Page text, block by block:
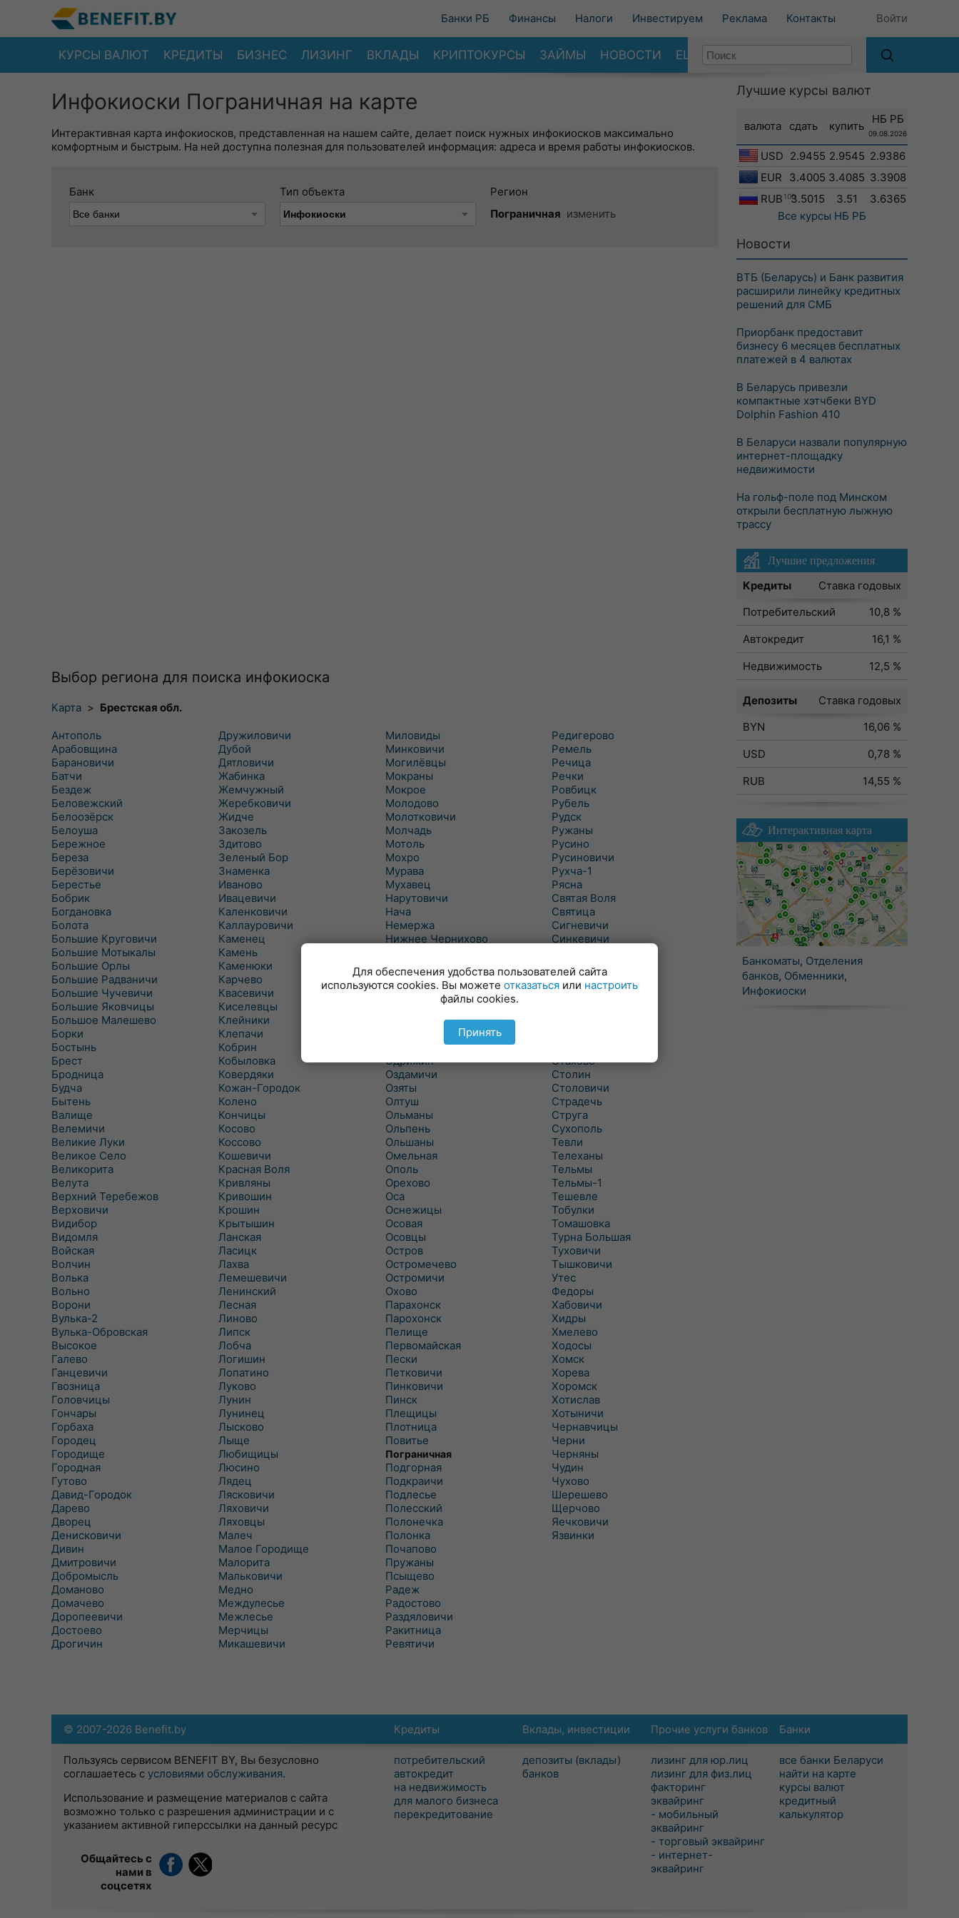
Банки РБ Финансы Налоги Инвестируем Реклама Контакты Войти
КУРСЫ ВАЛЮТ КРЕДИТЫ БИЗНЕС ЛИЗИНГ ВКЛАДЫ КРИПТОКУРСЫ ЗАЙМЫ НОВОСТИ ЕЩЕ
Инфокиоски Пограничная на карте
Интерактивная карта инфокиосков, представленная на нашем сайте, делает поиск нужных инфокиосков максимально
комфортным и быстрым. На ней доступна полезная для пользователей информация: адреса и время работы инфокиосков.
Банк Тип объекта
Регион
Пограничная изменить
Выбор региона для поиска инфокиоска
Карта > Брестская обл.
Антополь
Арабовщина
Барановичи
Батчи
Бездеж
Беловежский
Белоозёрск
Белоуша
Бережное
Береза
Берёзовичи
Берестье
Бобрик
Богдановка
Болота
Большие Круговичи
Большие Мотыкалы
Большие Орлы
Большие Радваничи
Большие Чучевичи
Большие Яковчицы
Большое Малешево
Борки
Бостынь
Брест
Бродница
Будча
Бытень
Валище
Велемичи
Великие Луки
Великое Село
Великорита
Велута
Верхний Теребежов
Верховичи
Видибор
Видомля
Войская
Волчин
Волька
Вольно
Ворони
Вулька-2
Вулька-Обровская
Высокое
Галево
Ганцевичи
Гвозница
Головчицы
Гончары
Горбаха
Городец
Городище
Городная
Гутово
Давид-Городок
Дарево
Дворец
Денисковичи
Дивин
Дмитровичи
Добромысль
Доманово
Домачево
Доропеевичи
Достоево
Дрогичин
Дружиловичи
Дубой
Дятловичи
Жабинка
Жемчужный
Жеребковичи
Жидче
Закозель
Здитово
Зеленый Бор
Знаменка
Иваново
Ивацевичи
Каленковичи
Каллауровичи
Каменец
Камень
Каменюки
Карчево
Квасевичи
Киселевцы
Клейники
Клепачи
Кобрин
Кобыловка
Ковердяки
Кожан-Городок
Колено
Кончицы
Косово
Коссово
Кошевичи
Красная Воля
Кривляны
Кривошин
Крошин
Крытышин
Ланская
Ласицк
Лахва
Лемешевичи
Ленинский
Лесная
Линово
Липск
Лобча
Логишин
Лопатино
Луково
Лунин
Лунинец
Лысково
Лыще
Любищицы
Люсино
Лядец
Лясковичи
Ляховичи
Ляховцы
Малеч
Малое Городище
Малорита
Мальковичи
Медно
Междулесье
Межлесье
Мерчицы
Микашевичи
Миловиды
Минковичи
Могилёвцы
Мокраны
Мокрое
Молодово
Молотковичи
Молчадь
Мотоль
Мохро
Мурава
Мухавец
Нарутовичи
Нача
Немержа
Нижнее Чернихово
Новицковичи
Новоселки
Новые Засимовичи
Новые Лыщицы
Оберовщина
Одрижин
Оздамичи
Озяты
Олтуш
Ольманы
Ольпень
Ольшаны
Омельная
Ополь
Орехово
Оса
Оснежицы
Осовая
Осовцы
Остров
Остромечево
Остромичи
Охово
Парахонск
Парохонск
Пелище
Первомайская
Пески
Петковичи
Пинковичи
Пинск
Плещицы
Плотница
Повитье
Пограничная
Подгорная
Подкраичи
Подлесье
Полесский
Полонечка
Полонка
Почапово
Пружаны
Псыщево
Радеж
Радостово
Раздяловичи
Ракитница
Ревятичи
Редигерово
Ремель
Речица
Речки
Ровбицк
Рубель
Рудск
Ружаны
Русино
Русиновичи
Рухча-1
Рясна
Святая Воля
Святица
Сигневичи
Синкевичи
Снитово
Соколово
Сочивки
Стахово
Столин
Столовичи
Страдечь
Струга
Сухополь
Тевли
Телеханы
Тельмы
Тельмы-1
Тешевле
Тобулки
Томашовка
Турна Большая
Туховичи
Тышковичи
Утес
Федоры
Хабовичи
Хидры
Хмелево
Ходосы
Хомск
Хорева
Хоромск
Хотислав
Хотыничи
Чернавчицы
Черни
Черняны
Чудин
Чухово
Шерешево
Щерчово
Яечковичи
Язвинки
Лучшие курсы валют
валюта сдать купить
НБ РБ
09.08.2026
USD 2.9455 2.9545 2.9386
EUR
3.4005 3.4085 3.3908
RUB 1003.5015 3.51
3.6365
Все курсы НБ РБ
Новости
ВТБ (Беларусь) и Банк развития
расширили линейку кредитных
решений для СМБ
Приорбанк предоставит
бизнесу 6 месяцев бесплатных
платежей в 4 валютах
В Беларусь привезли
компактные хэтчбеки BYD
Dolphin Fashion 410
В Беларуси назвали популярную
интернет-площадку
недвижимости
На гольф-поле под Минском
открыли бесплатную лыжную
трассу
Лучшие предложения
Кредиты
Ставка годовых
Потребительский
10,8 %
Автокредит
16,1 %
Недвижимость
12,5 %
Депозиты
Ставка годовых
BYN
16,06 %
USD
0,78 %
RUB
14,55 %
Интерактивная карта
Банкоматы, Отделения
банков, Обменники,
Инфокиоски
Кредиты
потребительский
автокредит
на недвижимость
для малого бизнеса
перекредитование
Вклады, инвестиции
депозиты (вклады)
банков
Прочие услуги банков
лизинг для юр.лиц
лизинг для физ.лиц
факторинг
эквайринг
- мобильный
эквайринг
- торговый эквайринг
- интернет-
эквайринг
Банки
все банки Беларуси
найти на карте
курсы валют
кредитный
калькулятор
© 2007-2026 Benefit.by
Пользуясь сервисом BENEFIT BY, Вы безусловно
соглашаетесь с условиями обслуживания.
Использование и размещение материалов с сайта
возможно только с разрешения администрации и с
указанием активной гиперссылки на данный ресурс
Общайтесь с
нами в
соцсетях
Для обеспечения удобства пользователей сайта
используются cookies. Вы можете отказаться или настроить
файлы cookies.
Принять